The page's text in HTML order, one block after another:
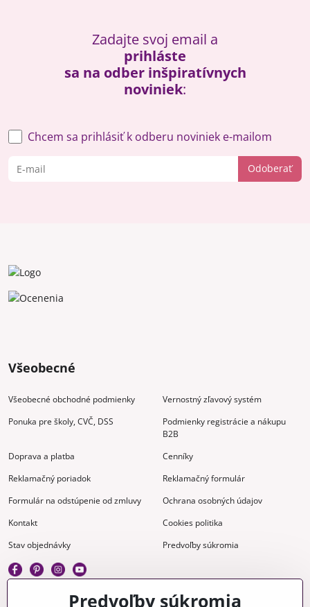
Zadajte svoj email a
prihláste
sa na odber inšpiratívnych
noviniek:
Odoberať
Chcem sa prihlásiť k odberu noviniek e-mailom
Všeobecné
Všeobecné obchodné podmienky
Vernostný zľavový systém
Ponuka pre školy, CVČ, DSS
Podmienky registrácie a nákupu
B2B
Doprava a platba
Cenníky
Reklamačný poriadok
Reklamačný formulár
Formulár na odstúpenie od zmluvy
Ochrana osobných údajov
Kontakt
Cookies politika
Stav objednávky
Predvoľby súkromia
Predvoľby súkromia